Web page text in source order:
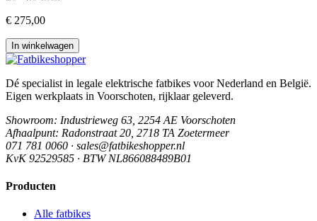
€ 275,00
In winkelwagen
Dé specialist in legale elektrische fatbikes voor Nederland en België.
Eigen werkplaats in Voorschoten, rijklaar geleverd.
Showroom: Industrieweg 63, 2254 AE Voorschoten
Afhaalpunt: Radonstraat 20, 2718 TA Zoetermeer
071 781 0060 · sales@fatbikeshopper.nl
KvK 92529585 · BTW NL866088489B01
Producten
Alle fatbikes